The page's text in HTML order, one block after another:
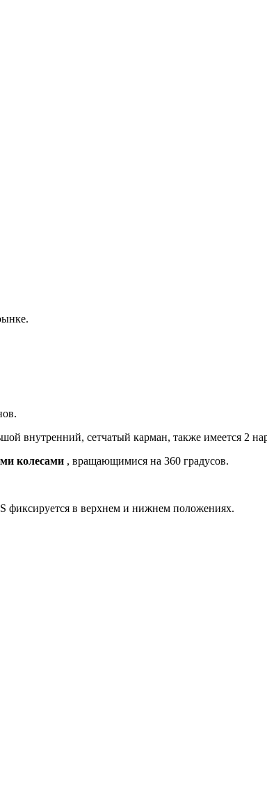
внутренний, сетчатый карман, также имеется 2
колесами , вращающимися на 360 градусов.
фиксируется в верхнем и нижнем положениях.